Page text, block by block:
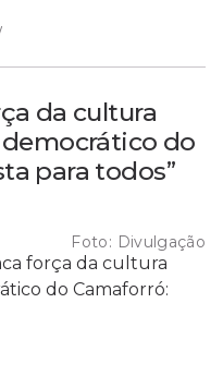
da cultura
do
para todos”
Foto: Divulgação